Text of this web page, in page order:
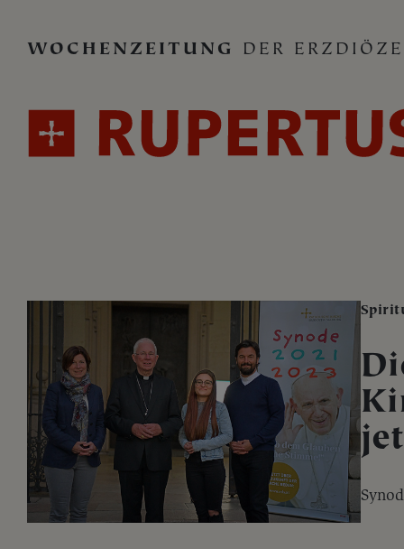
WOCHENZEITUNG DER